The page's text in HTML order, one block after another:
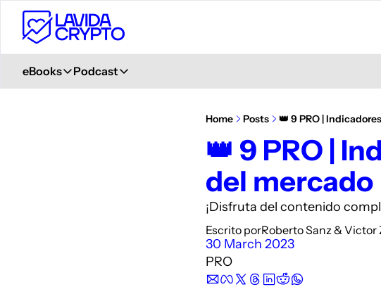
eBooks
eBooks
Primeros Pasos en Crypto
Glosario de Términos Crypto
Podcast
Podcast
Ver en YouTube
Apple Podcast
Amazon Podcast
Home Posts 👑 9 PRO |
👑 9 PRO |
del mercado
¡Disfruta del contenido
Escrito porRoberto Sanz & Victor
30 March 2023
PRO